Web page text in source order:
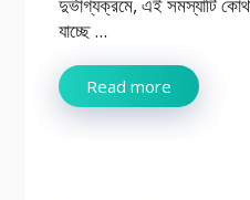
দুর্ভাগ্যক্রমে, এই সমস্যাটি
যাচ্ছে ...
Read more